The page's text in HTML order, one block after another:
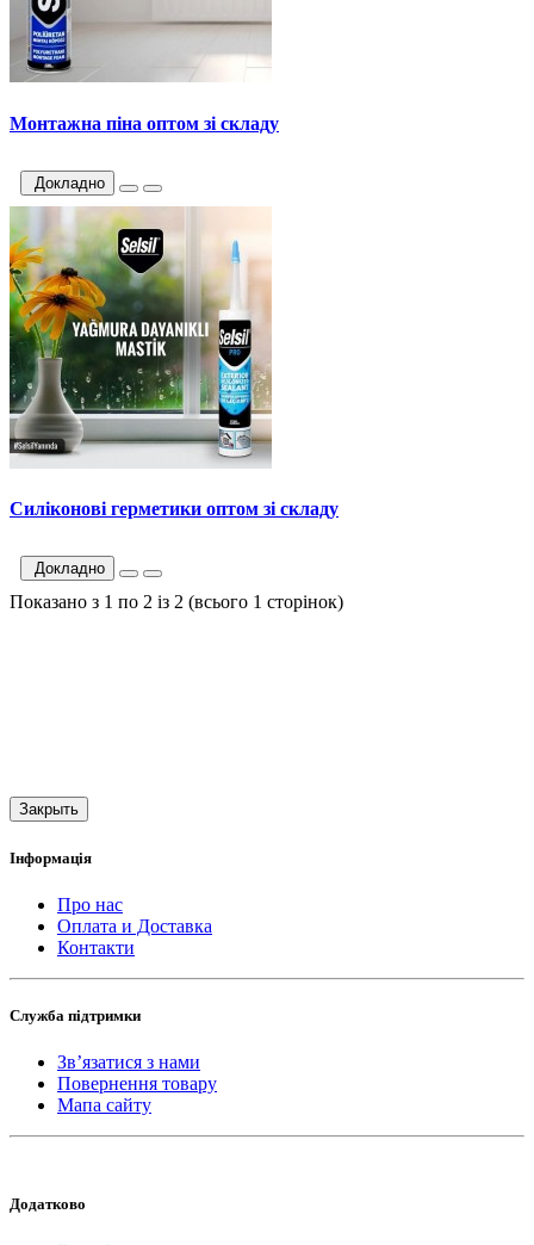
Монтажна піна оптом зі складу
Докладно
Силіконові герметики оптом зі складу
Докладно
Показано з 1 по 2 із 2 (всього 1 сторінок)
Закрыть
Інформація
Про нас
Оплата и Доставка
Контакти
Служба підтримки
Зв’язатися з нами
Повернення товару
Мапа сайту
Додатково